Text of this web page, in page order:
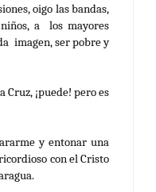
oigo las bandas,
a los mayores
imagen, ser pobre y
Cruz, ¡puede! pero es
y entonar una
con el Cristo